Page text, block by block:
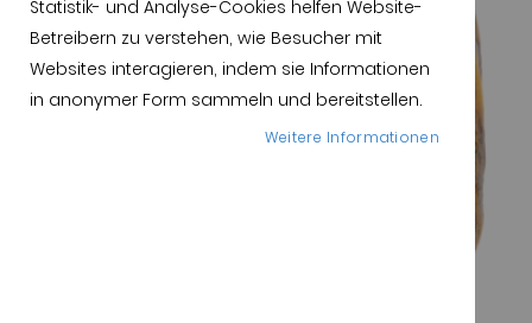
Statistik- und Analyse-Cookies helfen Website-
Betreibern zu verstehen, wie Besucher mit
Websites interagieren, indem sie Informationen
in anonymer Form sammeln und bereitstellen.
Weitere Informationen